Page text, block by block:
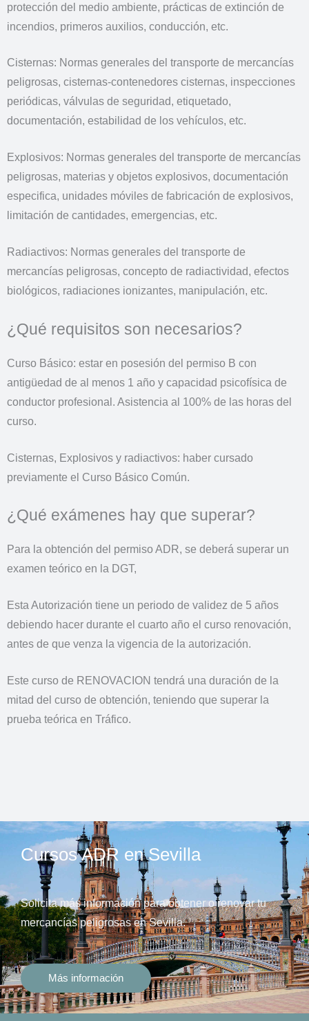
protección del medio ambiente, prácticas de extinción de
incendios, primeros auxilios, conducción, etc.
Cisternas: Normas generales del transporte de mercancías
peligrosas, cisternas-contenedores cisternas, inspecciones
periódicas, válvulas de seguridad, etiquetado,
documentación, estabilidad de los vehículos, etc.
Explosivos: Normas generales del transporte de mercancías
peligrosas, materias y objetos explosivos, documentación
especifica, unidades móviles de fabricación de explosivos,
limitación de cantidades, emergencias, etc.
Radiactivos: Normas generales del transporte de
mercancías peligrosas, concepto de radiactividad, efectos
biológicos, radiaciones ionizantes, manipulación, etc.
¿Qué requisitos son necesarios?
Curso Básico: estar en posesión del permiso B con
antigüedad de al menos 1 año y capacidad psicofísica de
conductor profesional. Asistencia al 100% de las horas del
curso.
Cisternas, Explosivos y radiactivos: haber cursado
previamente el Curso Básico Común.
¿Qué exámenes hay que superar?
Para la obtención del permiso ADR, se deberá superar un
examen teórico en la DGT,
Esta Autorización tiene un periodo de validez de 5 años
debiendo hacer durante el cuarto año el curso renovación,
antes de que venza la vigencia de la autorización.
Este curso de RENOVACION tendrá una duración de la
mitad del curso de obtención, teniendo que superar la
prueba teórica en Tráfico.
Cursos ADR en Sevilla
Solicita más información para obtener o renovar tu
mercancías peligrosas en Sevilla.
Más información